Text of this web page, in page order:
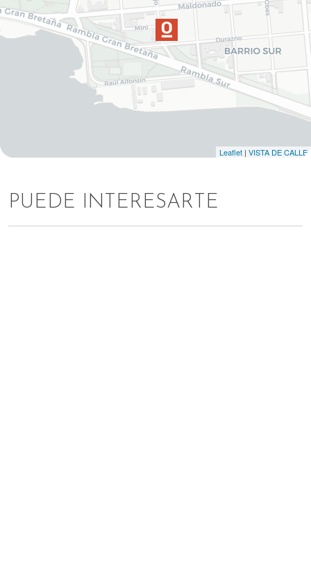
Leaflet | VISTA DE CALLE
PUEDE INTERESARTE